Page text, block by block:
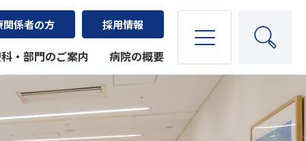
関係者の方 採用情報
・部門のご案内 病院の概要